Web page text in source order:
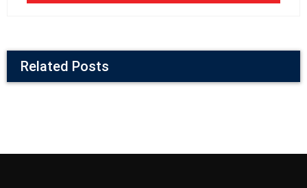
Related Posts